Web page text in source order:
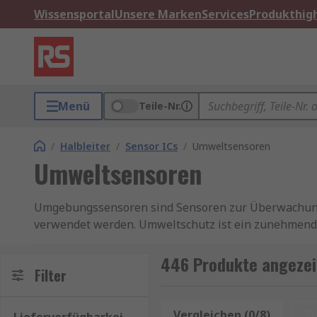
WissensportalUnsere MarkenServices
Menü Teile-Nr.
/ Halbleiter / Sensor ICs / Umweltsensoren
Umweltsensoren
Umgebungssensoren sind Sensoren zur
verwendet werden. Umweltschutz ist ein
intelligenten Geräte ermöglichen die präzise
Entscheidungsprozesse. Hier bei RS führen wir
Filter 446 Produkte